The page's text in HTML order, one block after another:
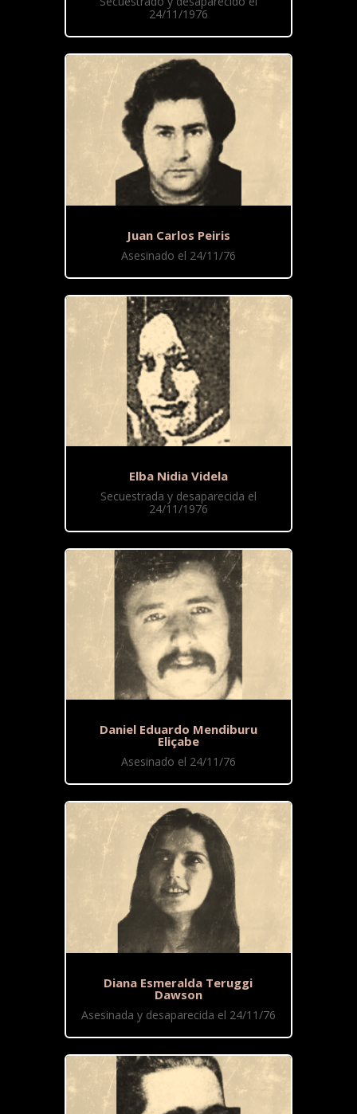
24/11/1976
Juan Carlos Peiris
Asesinado el 24/11/76
Elba Nidia Videla
Secuestrada y desaparecida el
24/11/1976
Daniel Eduardo Mendiburu
Eliçabe
Asesinado el 24/11/76
Diana Esmeralda Teruggi
Dawson
Asesinada y desaparecida el 24/11/76